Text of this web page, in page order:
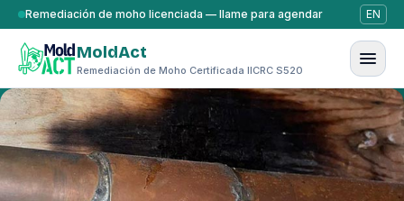
Saltar al contenido
Remediación de moho licenciada — llame para agendar EN
MoldAct
Remediación de Moho Certificada IICRC S520